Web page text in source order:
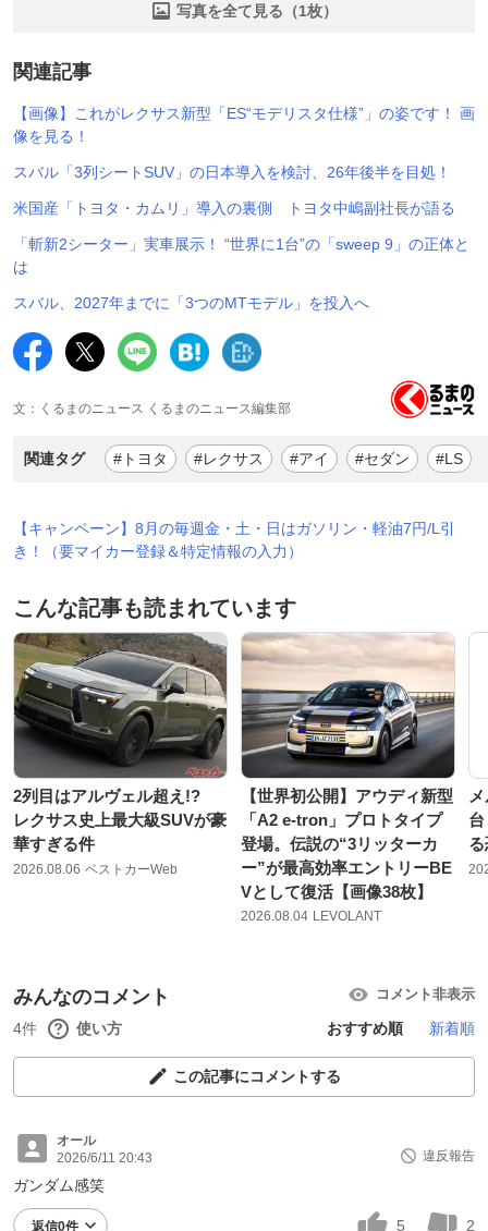
写真を全て見る（1枚）
関連記事
【画像】これがレクサス新型「ES“モデリスタ仕様”」の姿です！ 画
像を見る！
スバル「3列シートSUV」の日本導入を検討、26年後半を目処！
米国産「トヨタ・カムリ」導入の裏側 トヨタ中嶋副社長が語る
「斬新2シーター」実車展示！ “世界に1台”の「sweep 9」の正体と
は
スバル、2027年までに「3つのMTモデル」を投入へ
文：くるまのニュース くるまのニュース編集部
関連タグ #トヨタ #レクサス #アイ #セダン #LS
【キャンペーン】8月の毎週金・土・日はガソリン・軽油7円/L引
き！（要マイカー登録＆特定情報の入力）
こんな記事も読まれています
2列目はアルヴェル超え!?
レクサス史上最大級SUVが豪
華すぎる件
2026.08.06 ベストカーWeb
【世界初公開】アウディ新型
「A2 e-tron」プロトタイプ
登場。伝説の“3リッターカ
ー”が最高効率エントリーBE
Vとして復活【画像38枚】
2026.08.04 LEVOLANT
みんなのコメント コメント非表示
4件 使い方 おすすめ順 新着順
この記事にコメントする
オール
2026/6/11 20:43
違反報告
ガンダム感笑
返信0件 5 2